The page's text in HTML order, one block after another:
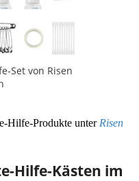
Set von Risen
Hilfe-Produkte unter Risen
Hilfe-Kästen im